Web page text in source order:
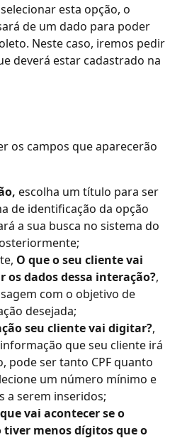
esta opção, o
de um dado para poder
Neste caso, iremos pedir
deverá estar cadastrado na
os campos que aparecerão
escolha um título para ser
de identificação da opção
a sua busca no sistema do
O que o seu cliente vai
dados dessa interação?,
com o objetivo de
desejada;
seu cliente vai digitar?,
que seu cliente irá
pode ser tanto CPF quanto
um número mínimo e
a serem inseridos;
vai acontecer se o
menos dígitos que o